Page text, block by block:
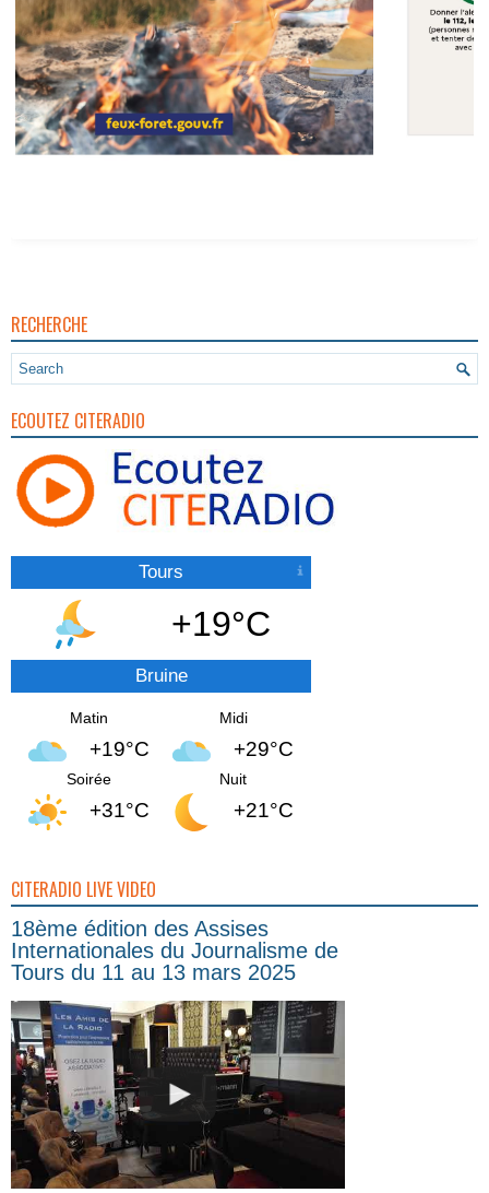
RECHERCHE
ECOUTEZ CITERADIO
Tours
+19°C
Bruine
Matin
+19°C
Midi
+29°C
Soirée
+31°C
Nuit
+21°C
CITERADIO LIVE VIDEO
18ème édition des Assises
Internationales du Journalisme de
Tours du 11 au 13 mars 2025